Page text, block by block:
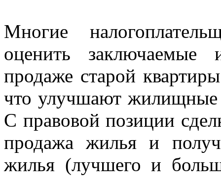
Многие
оценить
продаже старой
что улучшают жилищные
С правовой позиции
продажа жилья и
жилья (лучшего и